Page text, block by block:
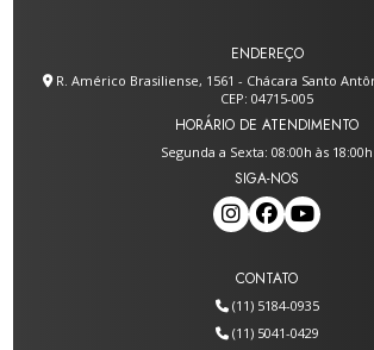
ENDEREÇO
R. Américo Brasiliense, 1561 - Chácara Santo
CEP: 04715-005
HORÁRIO DE ATENDIMENTO
Segunda a Sexta: 08:00h às 18:00h
SIGA-NOS
CONTATO
(11) 5184-0935
(11) 5041-0429